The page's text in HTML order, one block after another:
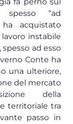
“ad
acquistato
instabile
ad esso
Conte ha
una ulteriore,
del mercato
della
territoriale tra
passo in